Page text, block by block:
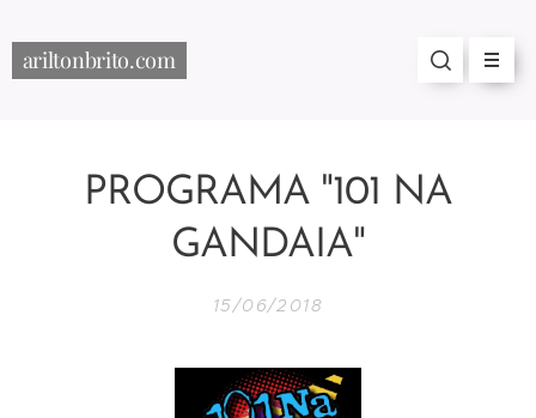
ariltonbrito.com
PROGRAMA "101 NA
GANDAIA"
15/06/2018